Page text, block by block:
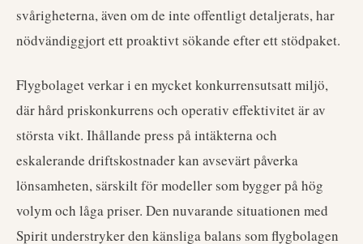
svårigheterna, även om de inte offentligt detaljerats, har
nödvändiggjort ett proaktivt sökande efter ett stödpaket.
Flygbolaget verkar i en mycket konkurrensutsatt miljö,
där hård priskonkurrens och operativ effektivitet är av
största vikt. Ihållande press på intäkterna och
eskalerande driftskostnader kan avsevärt påverka
lönsamheten, särskilt för modeller som bygger på hög
volym och låga priser. Den nuvarande situationen med
Spirit understryker den känsliga balans som flygbolagen